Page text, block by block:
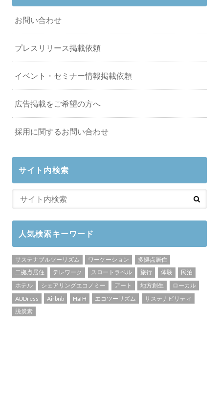
お問い合わせ
プレスリリース掲載依頼
イベント・セミナー情報掲載依頼
広告掲載をご希望の方へ
採用に関するお問い合わせ
サイト内検索
人気検索キーワード
サステナブルツーリズム ワーケーション
多拠点居住
二拠点居住
テレワーク スロートラベル 旅行 体験
民泊
ホテル
シェアリングエコノミー アート 地方創生
ローカル
ADDress
Airbnb HafH エコツーリズム
サステナビリティ
脱炭素